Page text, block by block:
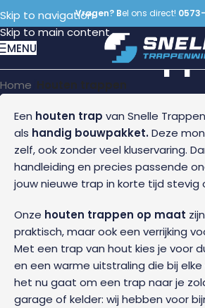
Skip to navigation
Skip to main content
Vragen? Bel ons direct!
MENU
Houten
Home Houten trappen
Een houten trap van Snelle
als handig bouwpakket.Deze
zelf, ook zonder veel kluservaring.
handleiding en precies passende
jouw nieuwe trap in korte tijd stevig
Onze houten trappen op maat
praktisch, maar ook een verrijking
Met een trap van hout kies je voor
en een warme uitstraling die bij
het nu gaat om een trap naar je
garage of kelder: wij hebben voor